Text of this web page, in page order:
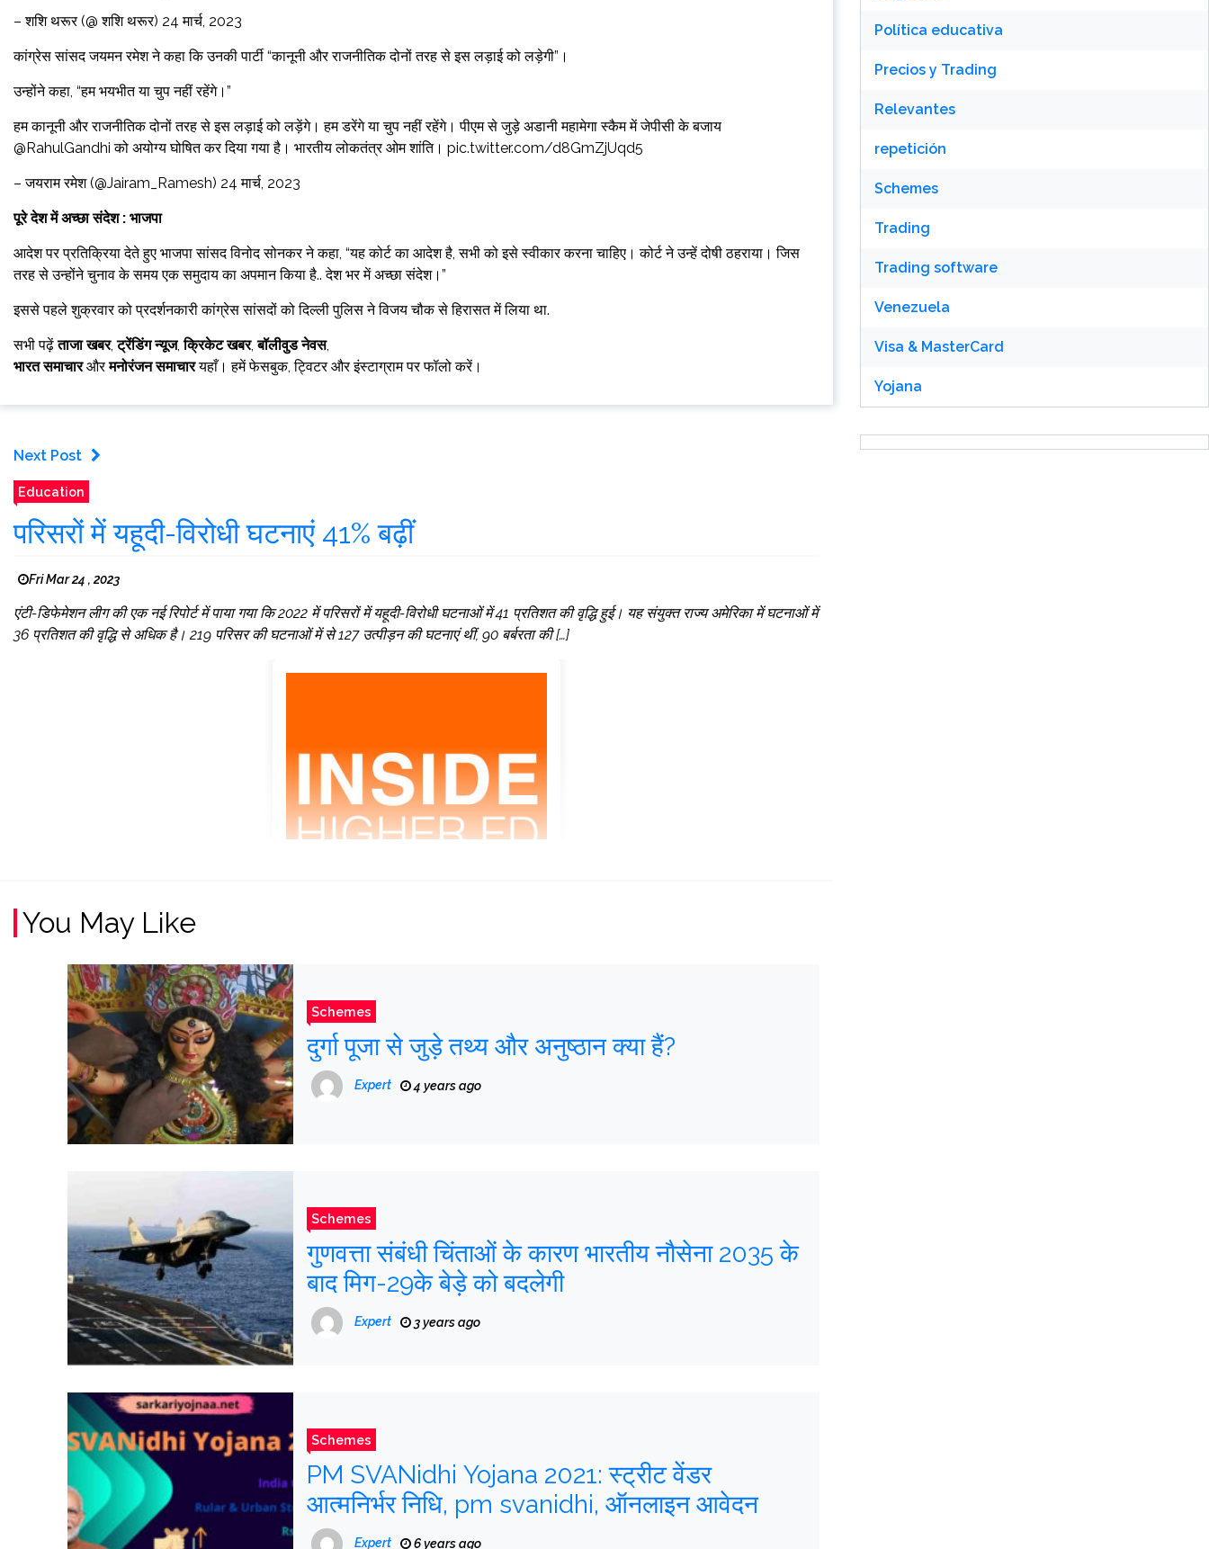
– शशि थरूर (@ शशि थरूर) 24 मार्च, 2023
कांग्रेस सांसद जयमन रमेश ने कहा कि उनकी पार्टी “कानूनी और राजनीतिक दोनों तरह से इस लड़ाई को लड़ेगी”।
उन्होंने कहा, “हम भयभीत या चुप नहीं रहेंगे।”
हम कानूनी और राजनीतिक दोनों तरह से इस लड़ाई को लड़ेंगे। हम डरेंगे या चुप नहीं रहेंगे। पीएम से जुड़े अडानी महामेगा स्कैम में जेपीसी के बजाय
@RahulGandhi को अयोग्य घोषित कर दिया गया है। भारतीय लोकतंत्र ओम शांति। pic.twitter.com/d8GmZjUqd5
– जयराम रमेश (@Jairam_Ramesh) 24 मार्च, 2023
पूरे देश में अच्छा संदेश : भाजपा
आदेश पर प्रतिक्रिया देते हुए भाजपा सांसद विनोद सोनकर ने कहा, “यह कोर्ट का आदेश है, सभी को इसे स्वीकार करना चाहिए। कोर्ट ने उन्हें दोषी ठहराया। जिस
तरह से उन्होंने चुनाव के समय एक समुदाय का अपमान किया है.. देश भर में अच्छा संदेश।”
इससे पहले शुक्रवार को प्रदर्शनकारी कांग्रेस सांसदों को दिल्ली पुलिस ने विजय चौक से हिरासत में लिया था.
सभी पढ़ेंताजा खबर,ट्रेंडिंग न्यूज,क्रिकेट खबर,बॉलीवुड नेवस,
भारत समाचारऔरमनोरंजन समाचारयहाँ। हमें फेसबुक, ट्विटर और इंस्टाग्राम पर फॉलो करें।
Next Post
Education
परिसरों में यहूदी-विरोधी घटनाएं 41% बढ़ीं
Fri Mar 24 , 2023
एंटी-डिफेमेशन लीग की एक नई रिपोर्ट में पाया गया कि 2022 में परिसरों में यहूदी-विरोधी घटनाओं में 41 प्रतिशत की वृद्धि हुई। यह संयुक्त राज्य अमेरिका में घटनाओं में
36 प्रतिशत की वृद्धि से अधिक है। 219 परिसर की घटनाओं में से 127 उत्पीड़न की घटनाएं थीं, 90 बर्बरता की […]
You May Like
Schemes
दुर्गा पूजा से जुड़े तथ्य और अनुष्ठान क्या हैं?
Expert 4 years ago
Schemes
गुणवत्ता संबंधी चिंताओं के कारण भारतीय नौसेना 2035 के
बाद मिग-29के बेड़े को बदलेगी
Expert 3 years ago
Schemes
PM SVANidhi Yojana 2021: स्ट्रीट वेंडर
आत्मनिर्भर निधि, pm svanidhi, ऑनलाइन आवेदन
Expert 6 years ago
Política educativa
Precios y Trading
Relevantes
repetición
Schemes
Trading
Trading software
Venezuela
Visa & MasterCard
Yojana